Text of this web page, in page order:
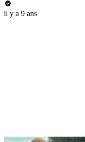
il y a 9 ans